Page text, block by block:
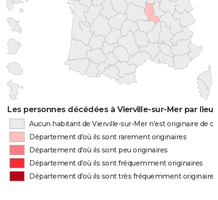
Les personnes décédées à Vierville-sur-Mer par lieu
Aucun habitant de Vierville-sur-Mer n'est originaire de
Département d'où ils sont rarement originaires
Département d'où ils sont peu originaires
Département d'où ils sont fréquemment originaires
Département d'où ils sont très fréquemment originaires